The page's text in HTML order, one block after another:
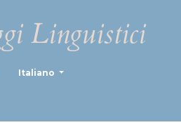
Linguistici
Italiano